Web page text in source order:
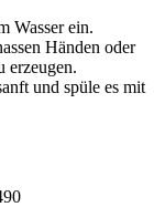
Wasser ein.
Händen oder
erzeugen.
und spüle es mit